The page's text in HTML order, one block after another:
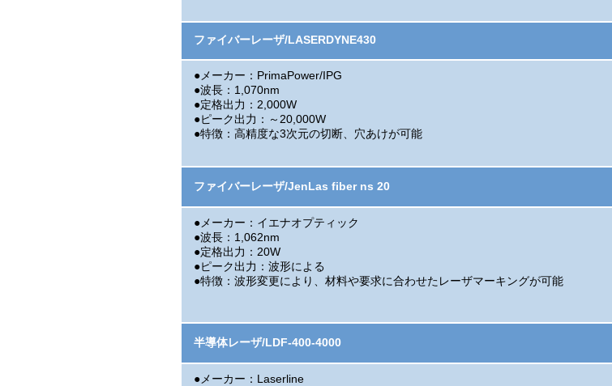
ファイバーレーザ/LASERDYNE430
●メーカー：PrimaPower/IPG
●波長：1,070nm
●定格出力：2,000W
●ピーク出力：～20,000W
●特徴：高精度な3次元の切断、穴あけが可能
ファイバーレーザ/JenLas fiber ns 20
●メーカー：イエナオプティック
●波長：1,062nm
●定格出力：20W
●ピーク出力：波形による
●特徴：波形変更により、材料や要求に合わせたレーザマーキングが可能
半導体レーザ/LDF-400-4000
●メーカー：Laserline